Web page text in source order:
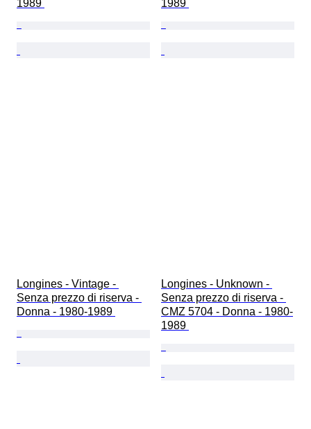
1989 1989
Longines - Vintage -
Senza prezzo di riserva -
Donna - 1980-1989
Longines - Unknown -
Senza prezzo di riserva -
CMZ 5704 - Donna - 1980-
1989